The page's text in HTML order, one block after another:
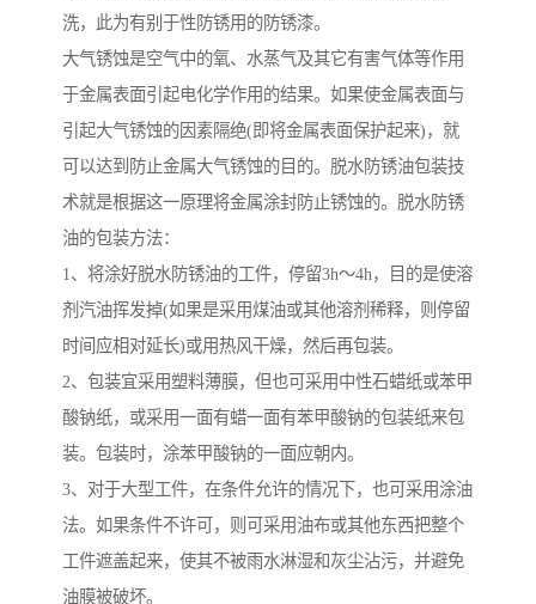
洗，此为有别于性防锈用的防锈漆。
大气锈蚀是空气中的氧、水蒸气及其它有害气体等作用
于金属表面引起电化学作用的结果。如果使金属表面与
引起大气锈蚀的因素隔绝(即将金属表面保护起来)，就
可以达到防止金属大气锈蚀的目的。脱水防锈油包装技
术就是根据这一原理将金属涂封防止锈蚀的。脱水防锈
油的包装方法：
1、将涂好脱水防锈油的工件，停留3h～4h，目的是使溶
剂汽油挥发掉(如果是采用煤油或其他溶剂稀释，则停留
时间应相对延长)或用热风干燥，然后再包装。
2、包装宜采用塑料薄膜，但也可采用中性石蜡纸或苯甲
酸钠纸，或采用一面有蜡一面有苯甲酸钠的包装纸来包
装。包装时，涂苯甲酸钠的一面应朝内。
3、对于大型工件，在条件允许的情况下，也可采用涂油
法。如果条件不许可，则可采用油布或其他东西把整个
工件遮盖起来，使其不被雨水淋湿和灰尘沾污，并避免
油膜被破坏。